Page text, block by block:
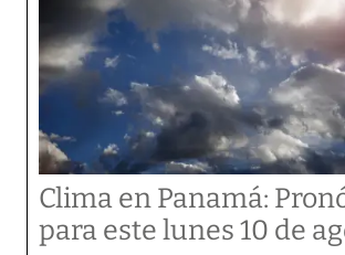
Clima en Panamá:
para este lunes 10 de